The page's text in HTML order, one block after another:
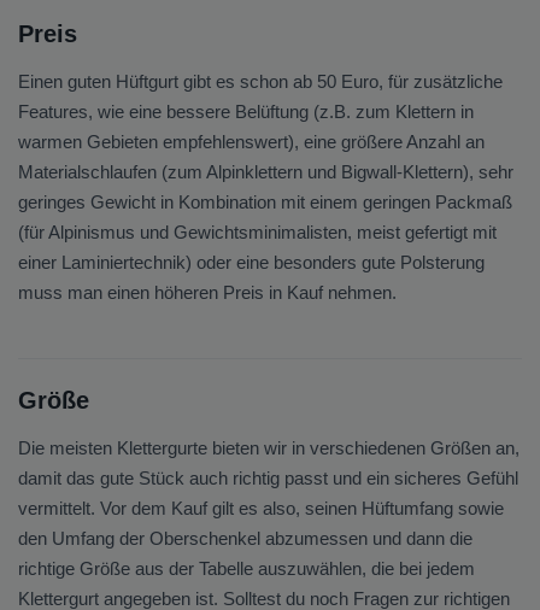
Preis
Einen guten Hüftgurt gibt es schon ab 50 Euro, für zusätzliche
Features, wie eine bessere Belüftung (z.B. zum Klettern in
warmen Gebieten empfehlenswert), eine größere Anzahl an
Materialschlaufen (zum Alpinklettern und Bigwall-Klettern), sehr
geringes Gewicht in Kombination mit einem geringen Packmaß
(für Alpinismus und Gewichtsminimalisten, meist gefertigt mit
einer Laminiertechnik) oder eine besonders gute Polsterung
muss man einen höheren Preis in Kauf nehmen.
Größe
Die meisten Klettergurte bieten wir in verschiedenen Größen an,
damit das gute Stück auch richtig passt und ein sicheres Gefühl
vermittelt. Vor dem Kauf gilt es also, seinen Hüftumfang sowie
den Umfang der Oberschenkel abzumessen und dann die
richtige Größe aus der Tabelle auszuwählen, die bei jedem
Klettergurt angegeben ist. Solltest du noch Fragen zur richtigen